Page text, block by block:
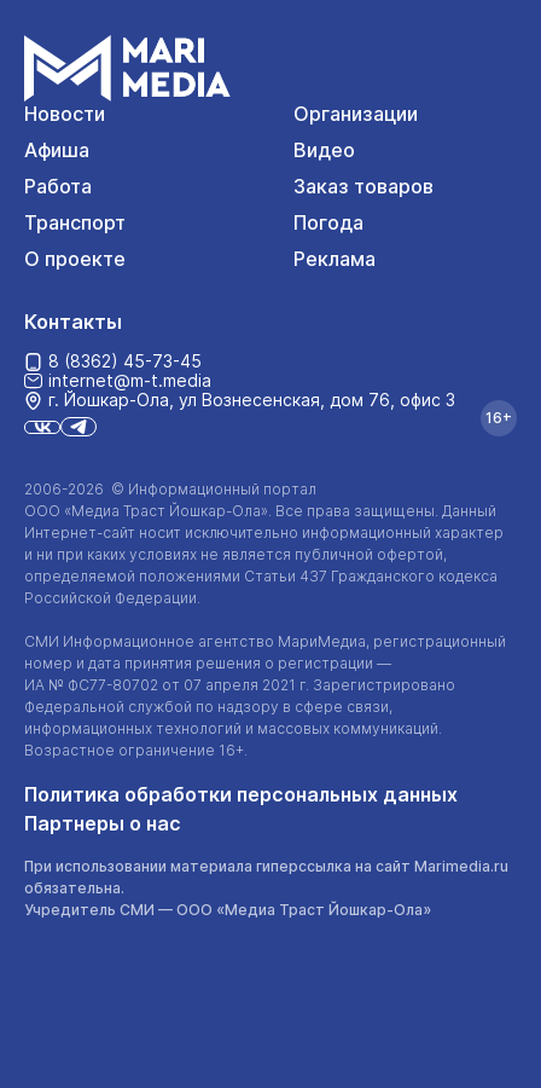
Новости
Организации
Афиша
Видео
Работа
Заказ товаров
Транспорт
Погода
О проекте
Реклама
2006-2026 © Информационный портал
ООО «Медиа Траст Йошкар-Ола». Все права защищены. Данный
Интернет-сайт носит исключительно информационный характер
и ни при каких условиях не является публичной офертой,
определяемой положениями Статьи 437 Гражданского кодекса
Российской Федерации.
СМИ Информационное агентство МариМедиа, регистрационный
номер и дата принятия решения о регистрации —
ИА № ФС77-80702 от 07 апреля 2021 г. Зарегистрировано
Федеральной службой по надзору в сфере связи,
информационных технологий и массовых коммуникаций.
Возрастное ограничение 16+.
Политика обработки персональных данных
Партнеры о нас
При использовании материала гиперссылка на сайт Marimedia.ru
обязательна.
Учредитель СМИ — ООО «Медиа Траст Йошкар-Ола»
Контакты
8 (8362) 45-73-45
internet@m-t.media
г. Йошкар‑Ола, ул Вознесенская, дом 76, офис 3
16+